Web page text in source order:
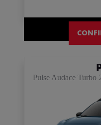
Pulse Audace Turbo